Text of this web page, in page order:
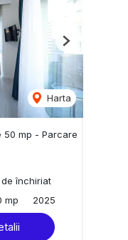
Harta
Next
50 mp - Parcare
închiriat
mp 2025